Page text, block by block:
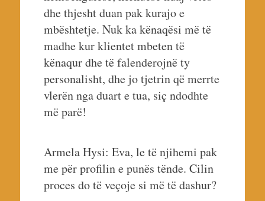
dhe thjesht duan pak kurajo e
mbështetje. Nuk ka kënaqësi më të
madhe kur klientet mbeten të
kënaqur dhe të falenderojnë ty
personalisht, dhe jo tjetrin që merrte
vlerën nga duart e tua, siç ndodhte
më parë!
Armela Hysi: Eva, le të njihemi pak
me për profilin e punës tënde. Cilin
proces do të veçoje si më të dashur?